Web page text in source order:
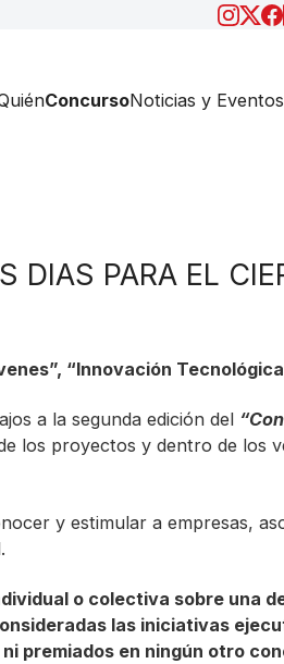
ConcursoNoticias y Eventos
PARA EL
“Innovación
a la segunda edición del
los proyectos y dentro de los
y estimular a empresas,
o colectiva sobre una
las iniciativas
premiados en ningún otro